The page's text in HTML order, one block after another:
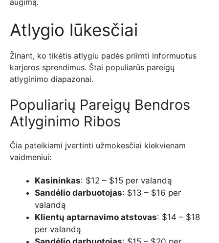
Atlygio lūkesčiai
Žinant, ko tikėtis atlygiu padės priimti informuotus
karjeros sprendimus. Štai populiarūs pareigų
atlyginimo diapazonai.
Populiarių Pareigų Bendros
Atlyginimo Ribos
Čia pateikiami įvertinti užmokesčiai kiekvienam
vaidmeniui:
Kasininkas: $12 – $15 per valandą
Sandėlio darbuotojas: $13 – $16 per
valandą
Klientų aptarnavimo atstovas: $14 – $18
per valandą